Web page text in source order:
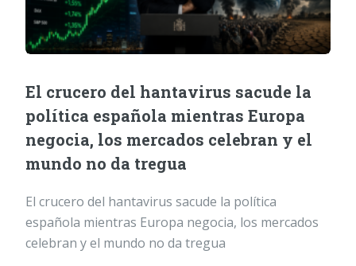
El crucero del hantavirus sacude la
política española mientras Europa
negocia, los mercados celebran y el
mundo no da tregua
El crucero del hantavirus sacude la política
española mientras Europa negocia, los mercados
celebran y el mundo no da tregua